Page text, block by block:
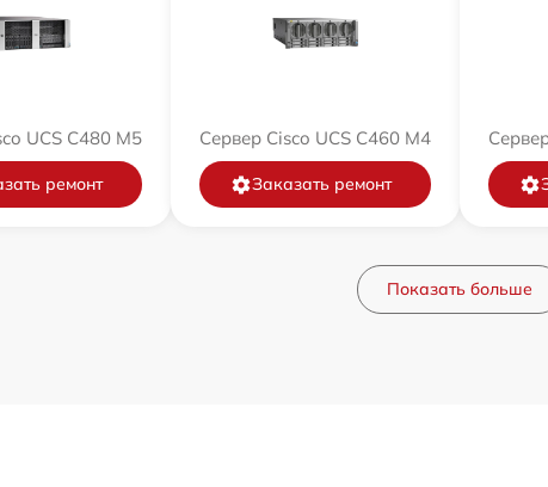
UCS C480 M5
ремонт
Сервер Cisco UCS C460 M4
Заказать ремонт
Показать больше